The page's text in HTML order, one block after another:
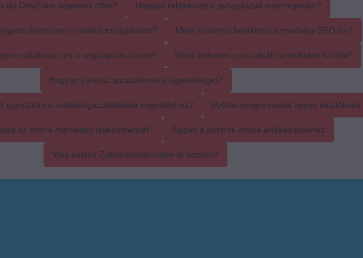
do OnlyFans agencies offer? Hogyan reklámozd a gyógyászati webshopodat?
élelmiszerrendelési szolgáltatást? Miért érdemes befektetni a minőségi SEO-ba?
vállalkozás és a cégalapítás között? Miért érdemes specializált termékeket kínálni?
Hogyan válassz arculattervező ügynökséget?
egyeztetni a hulladékgazdálkodási engedélyhez? Python programozás tippek kezdőknek
az online marketing teljesítményét? Tippek a bútorok online értékesítéséhez
Was kosten Zahnbehandlungen in Sopron?